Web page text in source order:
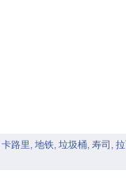
卡路里, 地铁, 垃圾桶, 寿司 ,